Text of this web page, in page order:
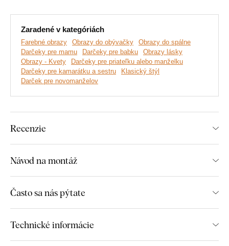
technológie
. Motív vytlačíme
ktorý ešte viac zvýrazní motív.
Objavte výhody drevených, tlačených
obrazov z DUBLEZ:
Prémiová kvalita prevedenia
Zaradené v kategóriách
Farebné obrazy Obrazy do obývačky
Obrazy do spálne
Darčeky pre mamu
Darčeky pre babku
Obrazy lásky
Obrazy - Kvety
Darčeky pre priateľku alebo manželku
Darčeky pre kamarátku a sestru
Klasický štýl
Darček pre novomanželov
Recenzie
Návod na montáž
Často sa nás pýtate
Technické informácie